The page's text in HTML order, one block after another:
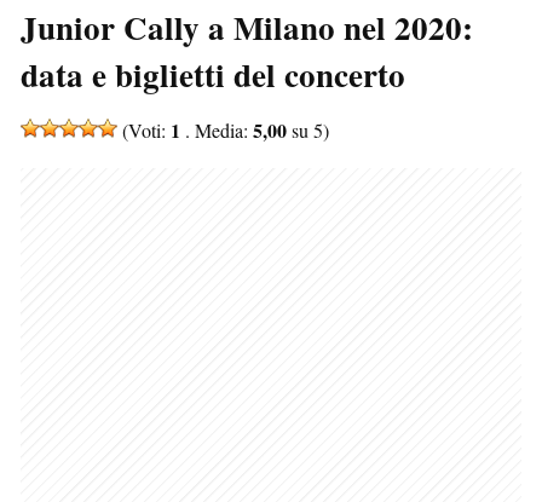
Junior Cally a Milano nel 2020:
data e biglietti del concerto
(Voti: 1 . Media: 5,00su 5)